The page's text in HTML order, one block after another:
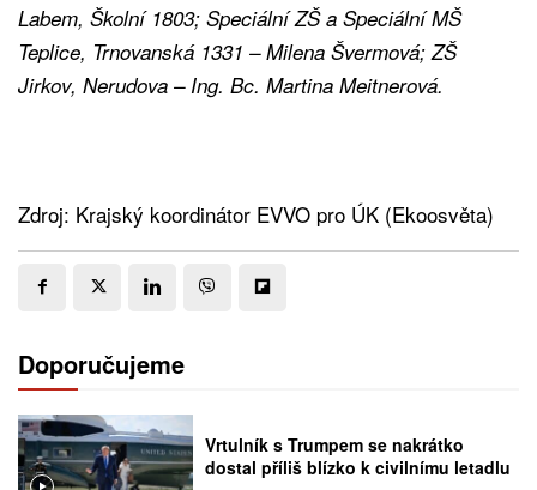
Labem, Školní 1803; Speciální ZŠ a Speciální MŠ
Teplice, Trnovanská 1331 – Milena Švermová; ZŠ
Jirkov, Nerudova – Ing. Bc. Martina Meitnerová.
Zdroj: Krajský koordinátor EVVO pro ÚK (Ekoosvěta)
Doporučujeme
Vrtulník s Trumpem se nakrátko
dostal příliš blízko k civilnímu letadlu